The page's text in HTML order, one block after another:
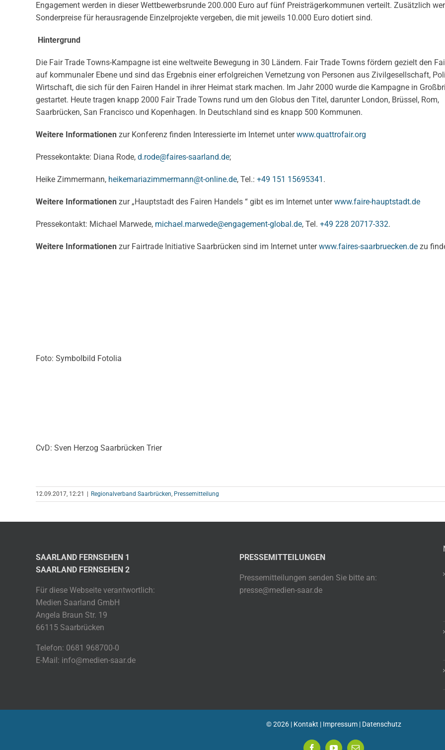
Engagement werden in dieser Wettbewerbsrunde 200.000 Euro auf fünf Preisträgerkommunen verteilt. Zusätzlich
Sonderpreise für herausragende Einzelprojekte vergeben, die mit jeweils 10.000 Euro dotiert sind.
Hintergrund
Die Fair Trade Towns-Kampagne ist eine weltweite Bewegung in 30 Ländern. Fair Trade Towns fördern gezielt den
auf kommunaler Ebene und sind das Ergebnis einer erfolgreichen Vernetzung von Personen aus Zivilgesellschaft,
Wirtschaft, die sich für den Fairen Handel in ihrer Heimat stark machen. Im Jahr 2000 wurde die Kampagne in
gestartet. Heute tragen knapp 2000 Fair Trade Towns rund um den Globus den Titel, darunter London, Brüssel, Rom,
Saarbrücken, San Francisco und Kopenhagen. In Deutschland sind es knapp 500 Kommunen.
Weitere Informationen zur Konferenz finden Interessierte im Internet unterwww.quattrofair.org
Pressekontakte: Diana Rode, d.rode@faires-saarland.de;
Heike Zimmermann, heikemariazimmermann@t-online.de, Tel.: +49 151 15695341 .
Weitere Informationen zur „Hauptstadt des Fairen Handels “ gibt es im Internet unterwww.faire-hauptstadt.de
Pressekontakt: Michael Marwede, michael.marwede@engagement-global.de, Tel. +49 228 20717-332.
Weitere Informationen zur Fairtrade Initiative Saarbrücken sind im Internet unterwww.faires-saarbruecken.de zu
Foto: Symbolbild Fotolia
CvD: Sven Herzog Saarbrücken Trier
12.09.2017, 12:21 Regionalverband Saarbrücken, Pressemitteilung
SAARLAND FERNSEHEN 1
SAARLAND FERNSEHEN 2
Für diese Webseite verantwortlich:
Medien Saarland GmbH
Angela Braun Str. 19
66115 Saarbrücken
Telefon: 0681 968700-0
E-Mail: info@medien-saar.de
PRESSEMITTEILUNGEN
Pressemitteilungen senden Sie bitte an:
presse@medien-saar.de
©2026 | Kontakt | Impressum | Datenschutz
FacebookYouTube
E-